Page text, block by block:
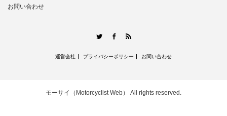
お問い合わせ
TwitterFacebook
運営会社 プライバシーポリシー お問い合わせ
モーサイ（Motorcyclist Web） All rights reserved.